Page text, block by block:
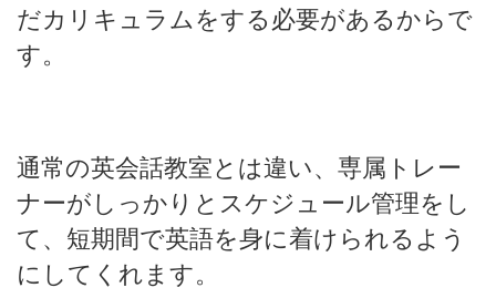
だカリキュラムをする必要があるからで
す。
通常の英会話教室とは違い、専属トレー
ナーがしっかりとスケジュール管理をし
て、短期間で英語を身に着けられるよう
にしてくれます。